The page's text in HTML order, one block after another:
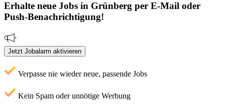
Erhalte neue Jobs in Grünberg per E-Mail oder
Push-Benachrichtigung!
Jetzt Jobalarm aktivieren
Verpasse nie wieder neue, passende Jobs
Kein Spam oder unnötige Werbung